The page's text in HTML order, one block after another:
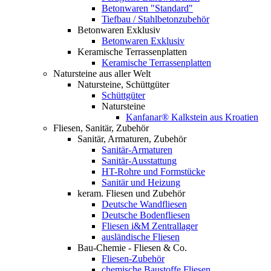
Betonwaren "Standard"
Tiefbau / Stahlbetonzubehör
Betonwaren Exklusiv
Betonwaren Exklusiv
Keramische Terrassenplatten
Keramische Terrassenplatten
Natursteine aus aller Welt
Natursteine, Schüttgüter
Schüttgüter
Natursteine
Kanfanar® Kalkstein aus Kroatien
Fliesen, Sanitär, Zubehör
Sanitär, Armaturen, Zubehör
Sanitär-Armaturen
Sanitär-Ausstattung
HT-Rohre und Formstücke
Sanitär und Heizung
keram. Fliesen und Zubehör
Deutsche Wandfliesen
Deutsche Bodenfliesen
Fliesen i&M Zentrallager
ausländische Fliesen
Bau-Chemie - Fliesen & Co.
Fliesen-Zubehör